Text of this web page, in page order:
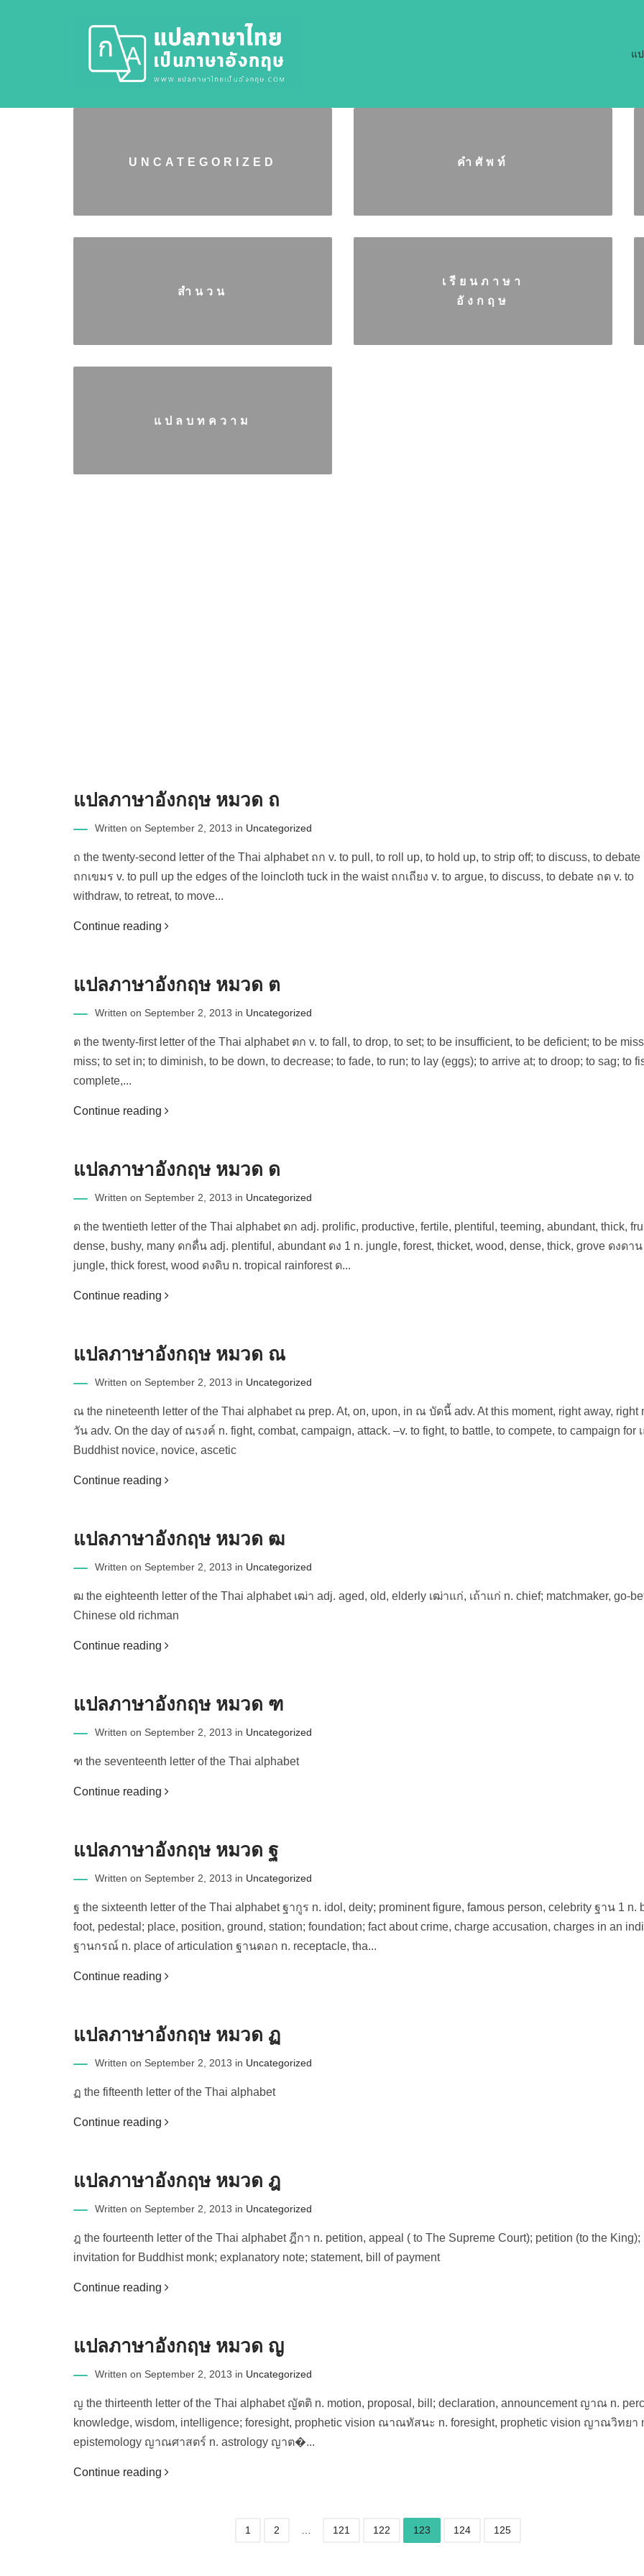
แ
UNCATEGORIZED คำศัพท์
สำนวน
เรียนภาษา
อังกฤษ
แปลบทความ
แปลภาษาอังกฤษ หมวด ถ
Written on September 2, 2013 in Uncategorized
ถ the twenty-second letter of the Thai alphabet ถก v. to pull, to roll up, to hold up, to strip off; to discuss, to debate
ถกเขมร v. to pull up the edges of the loincloth tuck in the waist ถกเถียง v. to argue, to discuss, to debate ถด v. to
withdraw, to retreat, to move...
Continue reading
แปลภาษาอังกฤษ หมวด ต
Written on September 2, 2013 in Uncategorized
ต the twenty-first letter of the Thai alphabet ตก v. to fall, to drop, to set; to be insufficient, to be deficient; to be
miss; to set in; to diminish, to be down, to decrease; to fade, to run; to lay (eggs); to arrive at; to droop; to sag; to
complete,...
Continue reading
แปลภาษาอังกฤษ หมวด ด
Written on September 2, 2013 in Uncategorized
ด the twentieth letter of the Thai alphabet ดก adj. prolific, productive, fertile, plentiful, teeming, abundant, thick,
dense, bushy, many ดกดื่น adj. plentiful, abundant ดง 1 n. jungle, forest, thicket, wood, dense, thick, grove ดงดาน
jungle, thick forest, wood ดงดิบ n. tropical rainforest ด...
Continue reading
แปลภาษาอังกฤษ หมวด ณ
Written on September 2, 2013 in Uncategorized
ณ the nineteenth letter of the Thai alphabet ณ prep. At, on, upon, in ณ บัดนี้ adv. At this moment, right away,
วัน adv. On the day of ณรงค์ n. fight, combat, campaign, attack. –v. to fight, to battle, to compete, to campaign for
Buddhist novice, novice, ascetic
Continue reading
แปลภาษาอังกฤษ หมวด ฒ
Written on September 2, 2013 in Uncategorized
ฒ the eighteenth letter of the Thai alphabet เฒ่า adj. aged, old, elderly เฒ่าแก่, เถ้าแก่ n. chief; matchmaker, go-
Chinese old richman
Continue reading
แปลภาษาอังกฤษ หมวด ฑ
Written on September 2, 2013 in Uncategorized
ฑ the seventeenth letter of the Thai alphabet
Continue reading
แปลภาษาอังกฤษ หมวด ฐ
Written on September 2, 2013 in Uncategorized
ฐ the sixteenth letter of the Thai alphabet ฐากูร n. idol, deity; prominent figure, famous person, celebrity ฐาน 1 n.
foot, pedestal; place, position, ground, station; foundation; fact about crime, charge accusation, charges in an
ฐานกรณ์ n. place of articulation ฐานดอก n. receptacle, tha...
Continue reading
แปลภาษาอังกฤษ หมวด ฏ
Written on September 2, 2013 in Uncategorized
ฏ the fifteenth letter of the Thai alphabet
Continue reading
แปลภาษาอังกฤษ หมวด ฎ
Written on September 2, 2013 in Uncategorized
ฎ the fourteenth letter of the Thai alphabet ฎีกา n. petition, appeal ( to The Supreme Court); petition (to the King);
invitation for Buddhist monk; explanatory note; statement, bill of payment
Continue reading
แปลภาษาอังกฤษ หมวด ญ
Written on September 2, 2013 in Uncategorized
ญ the thirteenth letter of the Thai alphabet ญัตติ n. motion, proposal, bill; declaration, announcement ญาณ n.
knowledge, wisdom, intelligence; foresight, prophetic vision ณาณทัสนะ n. foresight, prophetic vision ญาณวิทยา
epistemology ญาณศาสตร์ n. astrology ญาต�...
Continue reading
1 2 … 121 122 123 124 125